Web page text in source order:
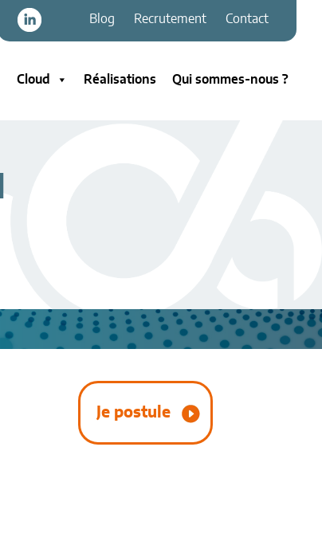
Blog Recrutement Contact
Cloud Réalisations Qui sommes-nous ?
Je postule